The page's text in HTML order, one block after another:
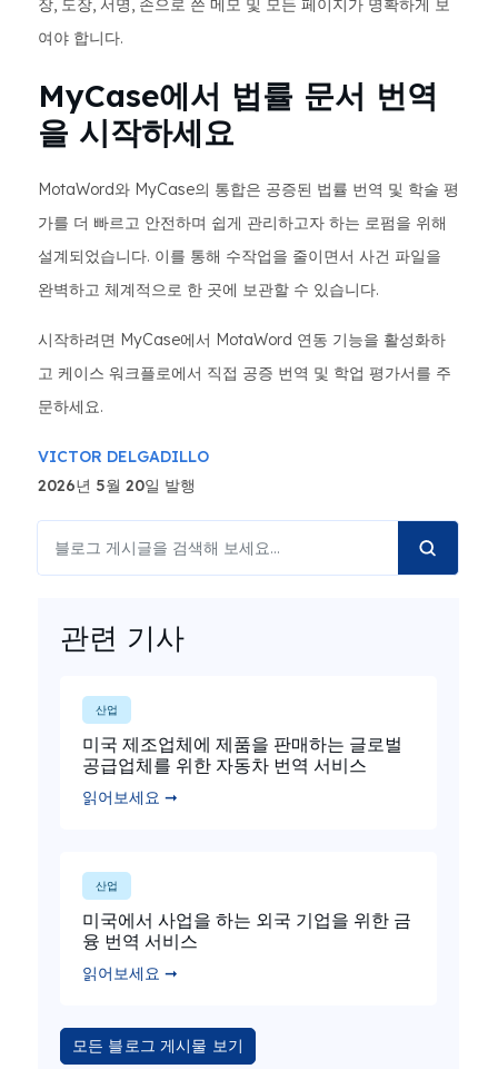
장, 도장, 서명, 손으로 쓴 메모 및 모든 페이지가 명확하게 보
여야 합니다.
MyCase에서 법률 문서 번역
을 시작하세요
MotaWord와 MyCase의 통합은 공증된 법률 번역 및 학술 평
가를 더 빠르고 안전하며 쉽게 관리하고자 하는 로펌을 위해
설계되었습니다. 이를 통해 수작업을 줄이면서 사건 파일을
완벽하고 체계적으로 한 곳에 보관할 수 있습니다.
시작하려면 MyCase에서 MotaWord 연동 기능을 활성화하
고 케이스 워크플로에서 직접 공증 번역 및 학업 평가서를 주
문하세요.
VICTOR DELGADILLO
2026년 5월 20일 발행
관련 기사
산업
미국 제조업체에 제품을 판매하는 글로벌
공급업체를 위한 자동차 번역 서비스
읽어보세요 ➞
산업
미국에서 사업을 하는 외국 기업을 위한 금
융 번역 서비스
읽어보세요 ➞
모든 블로그 게시물 보기